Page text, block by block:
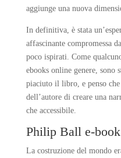
aggiunge una nuova
In definitiva, è stata
affascinante compromessa
poco ispirati. Come
ebooks online genere, sono
piaciuto il libro, e penso che
dell’autore di creare una
che accessibile.
Philip Ball e-book
La costruzione del mondo